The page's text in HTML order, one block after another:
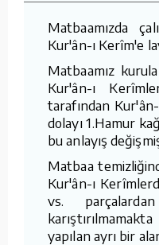
Matbaamızda
Kur'ân-ı Kerîm'e
Matbaamız
Kur'ân-ı
tarafından
dolayı 1.Hamur
bu anlayış
Matbaa
Kur'ân-ı
vs.
yapılan ayrı bir